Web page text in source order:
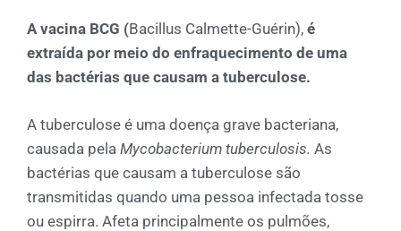
A vacina BCG (Bacillus Calmette-Guérin), é
extraída por meio do enfraquecimento de uma
das bactérias que causam a tuberculose.
A tuberculose é uma doença grave bacteriana,
causada pela Mycobacterium tuberculosis. As
bactérias que causam a tuberculose são
transmitidas quando uma pessoa infectada tosse
ou espirra. Afeta principalmente os pulmões,